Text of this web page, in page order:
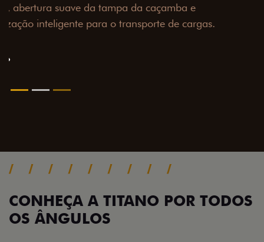
toneladas, alargadores de para-lamas e overbumper,
oferecendo mais capacidade de reboque, proteção
imponente para enfrentar qualquer terreno com
CONHEÇA A TITANO POR TODOS
OS ÂNGULOS